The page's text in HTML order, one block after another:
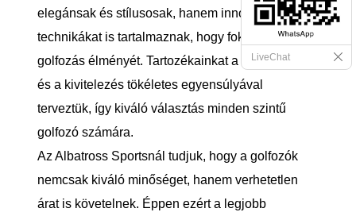
elegánsak és stílusosak, hanem innovatív
technikákat is tartalmaznak, hogy fokozzák a
golfozás élményét. Tartozékainkat a technológia
és a kivitelezés tökéletes egyensúlyával
terveztük, így kiváló választás minden szintű
golfozó számára.
Az Albatross Sportsnál tudjuk, hogy a golfozók
nemcsak kiváló minőséget, hanem verhetetlen
árat is követelnek. Éppen ezért a legjobb
LiveChat